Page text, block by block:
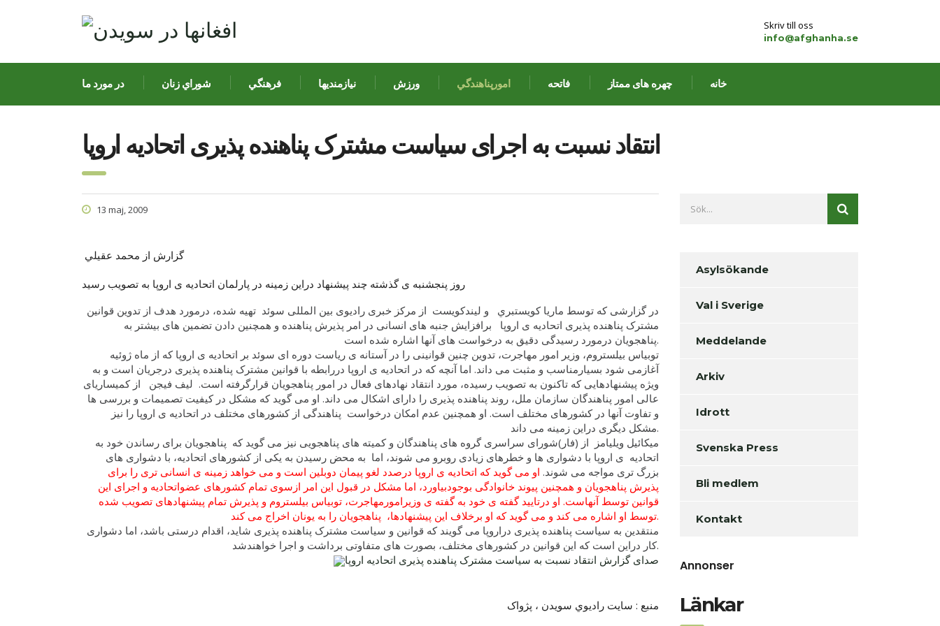
Skriv till oss
info@afghanha.se
در مورد ما شوراي زنان فرهنگي نيازمنديها ورزش امورپناهندگي فاتحه چهره های ممتاز خانه
انتقاد نسبت به اجرای سیاست مشترک پناهنده پذیری اتحادیه اروپا
13 maj, 2009
گزارش از محمد عقيلي
روز پنجشنبه ی گذشته چند پیشنهاد دراین زمینه در پارلمان اتحادیه ی اروپا به تصویب رسید
در گزارشی که توسط ماريا کويستبري و ليندکويست از مرکز خبری رادیوی بین المللی سوئد تهیه شده، درمورد هدف از تدوین قوانین
مشترک پناهنده پذیری اتحادیه ی اروپا برافزایش جنبه های انسانی در امر پذیرش پناهنده و همچنین دادن تضمین های بیشتر به
پناهجویان درمورد رسیدگی دقیق به درخواست های آنها اشاره شده است.
توبیاس بیلستروم، وزیر امور مهاجرت، تدوین چنین قوانینی را در آستانه ی ریاست دوره ای سوئد بر اتحادیه ی اروپا که از ماه ژوئیه
آغازمی شود بسیارمناسب و مثبت می داند. اما آنچه که در اتحادیه ی اروپا دررابطه با قوانین مشترک پناهنده پذیری درجریان است و به
ویژه پیشنهادهایی که تاکنون به تصویب رسیده، مورد انتقاد نهادهای فعال در امور پناهجویان قرارگرفته است. ليف فيجن از کمیساریای
عالی امور پناهندگان سازمان ملل، روند پناهنده پذیری را دارای اشکال می داند. او می گوید که مشکل در کیفیت تصمیمات و بررسی ها
و تفاوت آنها در کشورهای مختلف است. او همچنین عدم امکان درخواست پناهندگی از کشورهای مختلف در اتحادیه ی اروپا را نیز
مشکل دیگری دراین زمینه می داند.
ميکائيل ويليامز از (فار)شورای سراسری گروه های پناهندگان و کمیته های پناهجویی نیز می گوید که پناهجویان برای رساندن خود به
اتحادیه ی اروپا با دشواری ها و خطرهای زیادی روبرو می شوند، اما به محض رسیدن به یکی از کشورهای اتحادیه، با دشواری های
بزرگ تری مواجه می شوند. او می گوید که اتحادیه ی اروپا درصدد لغو پیمان دوبلین است و می خواهد زمینه ی انسانی تری را برای
پذیرش پناهجویان و همچنین پیوند خانوادگی بوجودبیاورد، اما مشکل در قبول این امر ازسوی تمام کشورهای عضواتحادیه و اجرای این
قوانین توسط آنهاست. او درتایید گفته ی خود به گفته ی وزیرامورمهاجرت، توبیاس بیلستروم و پذیرش تمام پیشنهادهای تصویب شده
توسط او اشاره می کند و می گوید که او برخلاف این پیشنهادها، پناهجویان را به یونان اخراج می کند.
منتقدین به سیاست پناهنده پذیری دراروپا می گویند که قوانین و سیاست مشترک پناهنده پذیری شاید، اقدام درستی باشد، اما دشواری
کار دراین است که این قوانین در کشورهای مختلف، بصورت های متفاوتی برداشت و اجرا خواهندشد.
صدای گزارش انتقاد نسبت به سیاست مشترک پناهنده پذیری اتحادیه اروپا
منبع : سايت راديوي سويدن ، پژواک
Asylsökande
Val i Sverige
Meddelande
Arkiv
Idrott
Svenska Press
Bli medlem
Kontakt
Annonser
Länkar